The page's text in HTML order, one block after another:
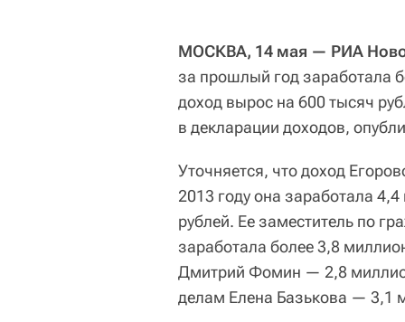
МОСКВА, 14 мая — РИА
за прошлый год заработала
доход вырос на 600 тысяч
в декларации доходов,
Уточняется, что доход
2013 году она заработала
рублей. Ее заместитель по
заработала более 3,8
Дмитрий Фомин — 2,8
делам Елена Базькова — 3,1